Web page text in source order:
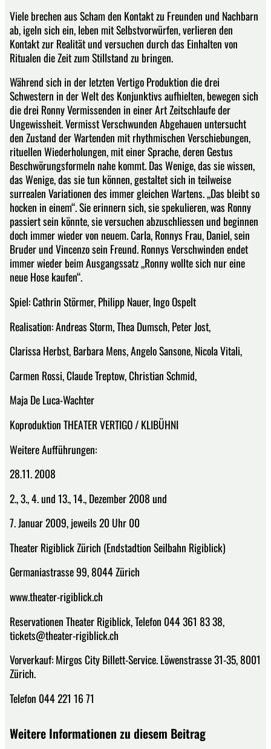
Viele brechen aus Scham den Kontakt zu Freunden und Nachbarn
ab, igeln sich ein, leben mit Selbstvorwürfen, verlieren den
Kontakt zur Realität und versuchen durch das Einhalten von
Ritualen die Zeit zum Stillstand zu bringen.
Während sich in der letzten Vertigo Produktion die drei
Schwestern in der Welt des Konjunktivs aufhielten, bewegen sich
die drei Ronny Vermissenden in einer Art Zeitschlaufe der
Ungewissheit. Vermisst Verschwunden Abgehauen untersucht
den Zustand der Wartenden mit rhythmischen Verschiebungen,
rituellen Wiederholungen, mit einer Sprache, deren Gestus
Beschwörungsformeln nahe kommt. Das Wenige, das sie wissen,
das Wenige, das sie tun können, gestaltet sich in teilweise
surrealen Variationen des immer gleichen Wartens. „Das bleibt so
hocken in einem“. Sie erinnern sich, sie spekulieren, was Ronny
passiert sein könnte, sie versuchen abzuschliessen und beginnen
doch immer wieder von neuem. Carla, Ronnys Frau, Daniel, sein
Bruder und Vincenzo sein Freund. Ronnys Verschwinden endet
immer wieder beim Ausgangssatz „Ronny wollte sich nur eine
neue Hose kaufen“.
Spiel: Cathrin Störmer, Philipp Nauer, Ingo Ospelt
Realisation: Andreas Storm, Thea Dumsch, Peter Jost,
Clarissa Herbst, Barbara Mens, Angelo Sansone, Nicola Vitali,
Carmen Rossi, Claude Treptow, Christian Schmid,
Maja De Luca-Wachter
Koproduktion THEATER VERTIGO / KLIBÜHNI
Weitere Aufführungen:
28.11. 2008
2., 3., 4. und 13., 14., Dezember 2008 und
7. Januar 2009, jeweils 20 Uhr 00
Theater Rigiblick Zürich (Endstadtion Seilbahn Rigiblick)
Germaniastrasse 99, 8044 Zürich
www.theater-rigiblick.ch
Reservationen Theater Rigiblick, Telefon 044 361 83 38,
tickets@theater-rigiblick.ch
Vorverkauf: Mirgos City Billett-Service. Löwenstrasse 31-35, 8001
Zürich.
Telefon 044 221 16 71
Weitere Informationen zu diesem Beitrag